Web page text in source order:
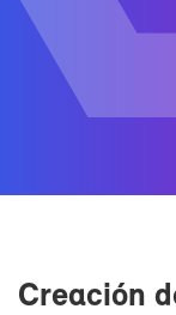
Crea­ción